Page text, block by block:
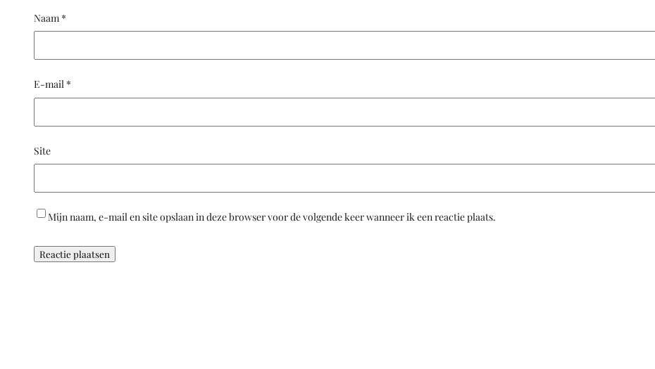
Naam *
E-mail *
Site
Mijn naam, e-mail en site opslaan in deze browser voor de volgende keer wanneer ik een reactie plaats.